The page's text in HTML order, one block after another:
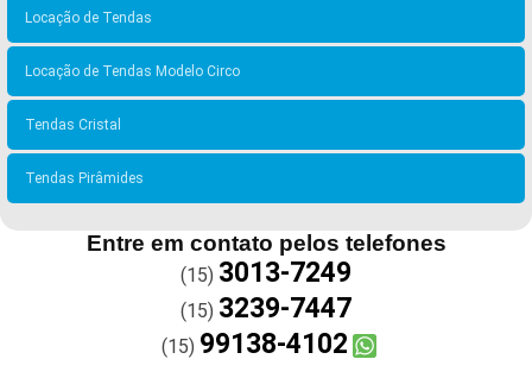
Locação de Tendas
Locação de Tendas Modelo Circo
Tendas Cristal
Tendas Pirâmides
Entre em contato pelos telefones
(15) 3013-7249
(15) 3239-7447
(15) 99138-4102